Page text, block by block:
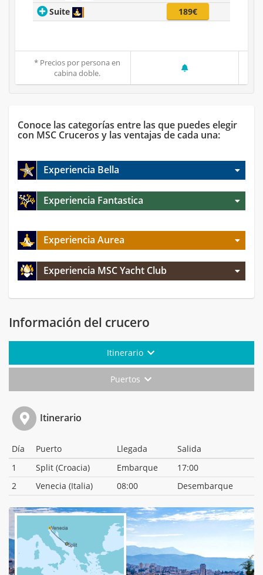
Suite 189€
* Precios por persona en
cabina doble.
Conoce las categorías entre las que puedes elegir
con MSC Cruceros y las ventajas de cada una:
Experiencia Bella
Experiencia Fantastica
Experiencia Aurea
Experiencia MSC Yacht Club
Información del crucero
Itinerario
Puertos
Itinerario
Día Puerto Llegada
Salida
1
Split (Croacia) Embarque
17:00
2
Venecia (Italia) 08:00 Desembarque